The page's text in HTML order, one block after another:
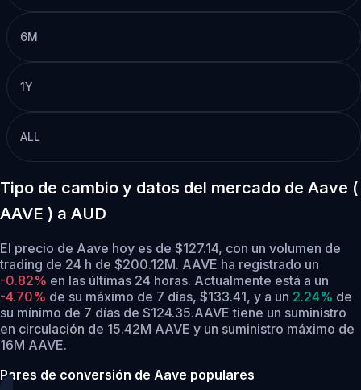
6M
1Y
ALL
Tipo de cambio y datos del mercado de Aave (
AAVE ) a AUD
El precio de Aave hoy es de $127.14, con un volumen de
trading de 24 h de $200.12M. AAVE ha registrado un
-0.82% en las últimas 24 horas. Actualmente está a un
-4.70% de su máximo de 7 días, $133.41, y a un 2.24% de
su mínimo de 7 días de $124.35.AAVE tiene un suministro
en circulación de 15.42M AAVE y un suministro máximo de
16M AAVE.
Pares de conversión de Aave populares